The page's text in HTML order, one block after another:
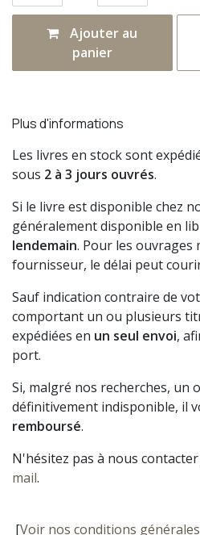
Ajouter au
panier
Plus d'informations
Les livres en stock sont
sous 2 à 3 jours ouvrés.
Si le livre est disponible chez
généralement disponible en
lendemain. Pour les ouvrages
fournisseur, le délai peut
Sauf indication contraire de
comportant un ou plusieurs
expédiées en un seul envoi,
port.
Si, malgré nos recherches, un
définitivement indisponible, il
remboursé.
N'hésitez pas à nous
mail.
[Voir nos conditions